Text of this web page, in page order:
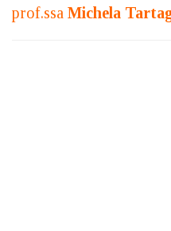
prof.ssa Michela